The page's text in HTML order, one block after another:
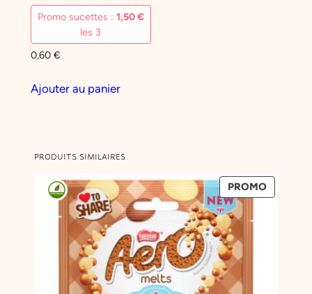
Promo sucettes : 1,50€
les 3
0,60 €
Ajouter au panier
PRODUITS SIMILAIRES
PROMOPRODUIT
EN